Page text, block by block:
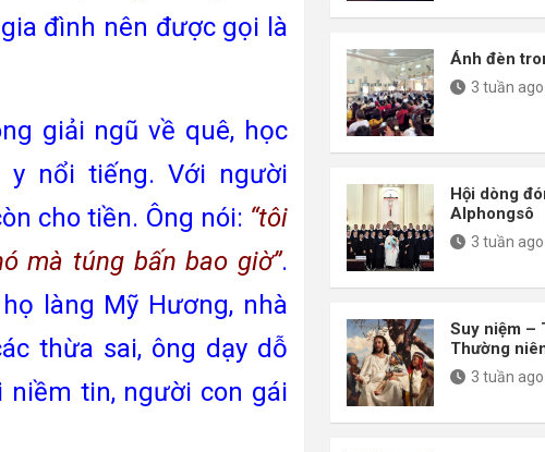
đình nên được gọi là
giải ngũ về quê, học
nổi tiếng. Với người
cho tiền. Ông nói: “tôi
mà túng bấn bao giờ”.
làng Mỹ Hương, nhà
thừa sai, ông dạy dỗ
niềm tin, người con gái
Ánh đèn
3 tuần ago
Hội dòng
Alphongsô
3 tuần ago
Suy niệm –
Thường
3 tuần ago